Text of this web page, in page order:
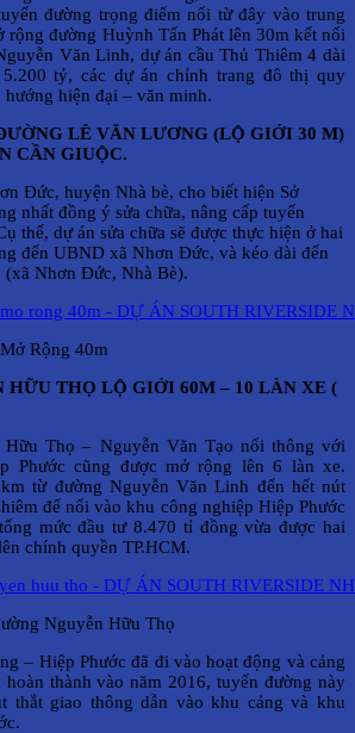
đường trọng điểm nối từ đây vào trung
rộng đường Huỳnh Tấn Phát lên 30m kết nối
Văn Linh, dự án cầu Thủ Thiêm 4 dài
tỷ, các dự án chỉnh trang đô thị quy
hướng hiện đại – văn minh.
LÊ VĂN LƯƠNG (LỘ GIỚI 30 M)
CẦN GIUỘC.
Đức, huyện Nhà bè, cho biết hiện Sở
nhất đồng ý sửa chữa, nâng cấp tuyến
thể, dự án sửa chữa sẽ được thực hiện ở hai
đến UBND xã Nhơn Đức, và kéo dài đến
Nhơn Đức, Nhà Bè).
Rộng 40m
HỮU THỌ LỘ GIỚI 60M – 10 LÀN XE (
Hữu Thọ – Nguyễn Văn Tạo nối thông với
Phước cũng được mở rộng lên 6 làn xe.
từ đường Nguyễn Văn Linh đến hết nút
để nối vào khu công nghiệp Hiệp Phước
mức đầu tư 8.470 tỉ đồng vừa được hai
chính quyền TP.HCM.
Nguyễn Hữu Thọ
– Hiệp Phước đã đi vào hoạt động và cảng
hoàn thành vào năm 2016, tuyến đường này
thắt giao thông dẫn vào khu cảng và khu